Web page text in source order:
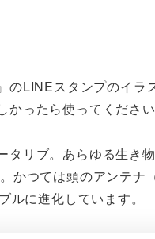
のLINEスタンプのイ
ったら使ってください
タリブ。あらゆる生き
かつては頭のアンテナ
に進化しています。